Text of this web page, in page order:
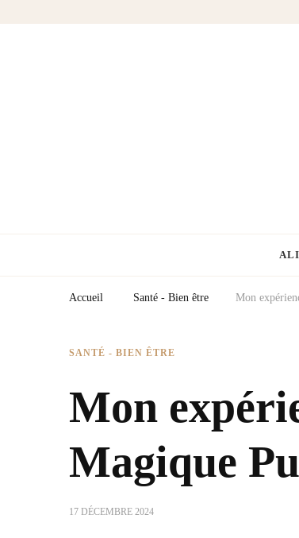
Accueil Santé - Bien être Mon
SANTÉ - BIEN ÊTRE
Mon
Magique
17 DÉCEMBRE 2024